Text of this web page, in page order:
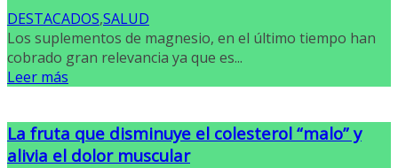
DESTACADOS,SALUD
Los suplementos de magnesio, en el último tiempo han
cobrado gran relevancia ya que es...
Leer más
La fruta que disminuye el colesterol “malo” y
alivia el dolor muscular